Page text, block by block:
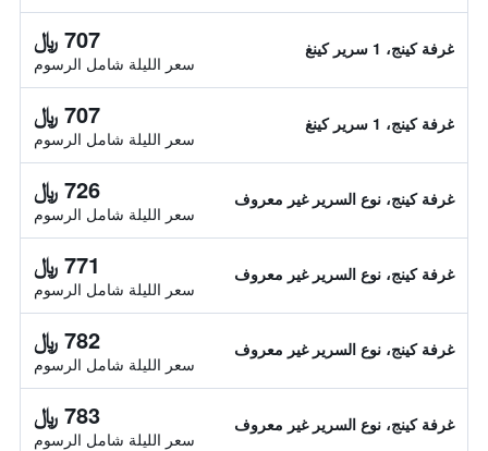
غرفة كينج، 1 سرير كينغ 707 ﷼
سعر الليلة شامل الرسوم
غرفة كينج، 1 سرير كينغ 707 ﷼
سعر الليلة شامل الرسوم
غرفة كينج، نوع السرير غير معروف 726 ﷼
سعر الليلة شامل الرسوم
غرفة كينج، نوع السرير غير معروف 771 ﷼
سعر الليلة شامل الرسوم
غرفة كينج، نوع السرير غير معروف 782 ﷼
سعر الليلة شامل الرسوم
غرفة كينج، نوع السرير غير معروف 783 ﷼
سعر الليلة شامل الرسوم